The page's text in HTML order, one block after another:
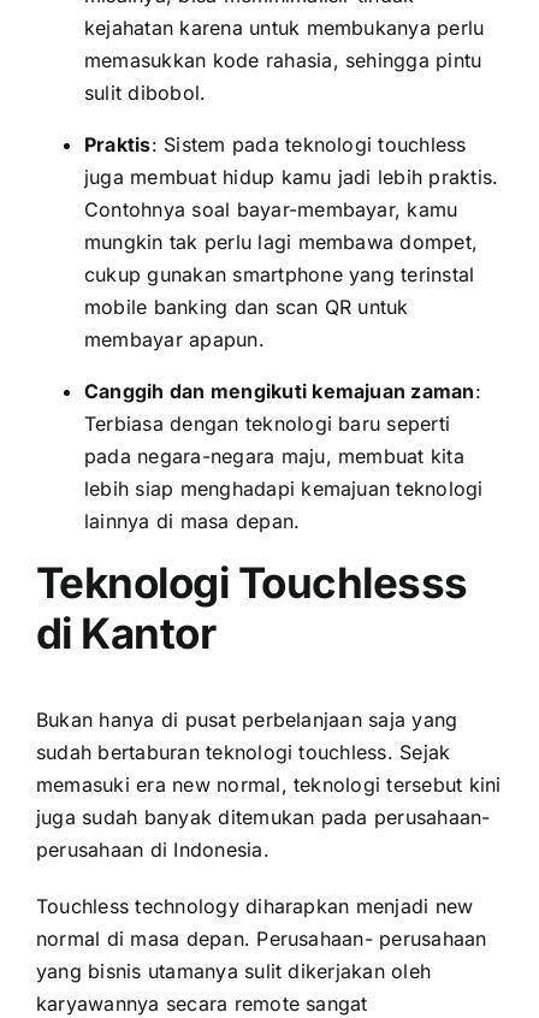
kejahatan karena untuk membukanya perlu
memasukkan kode rahasia, sehingga pintu
sulit dibobol.
Praktis: Sistem pada teknologi touchless
juga membuat hidup kamu jadi lebih praktis.
Contohnya soal bayar-membayar, kamu
mungkin tak perlu lagi membawa dompet,
cukup gunakan smartphone yang terinstal
mobile banking dan scan QR untuk
membayar apapun.
Canggih dan mengikuti kemajuan zaman:
Terbiasa dengan teknologi baru seperti
pada negara-negara maju, membuat kita
lebih siap menghadapi kemajuan teknologi
lainnya di masa depan.
Teknologi Touchlesss
di Kantor
Bukan hanya di pusat perbelanjaan saja yang
sudah bertaburan teknologi touchless. Sejak
memasuki era new normal, teknologi tersebut kini
juga sudah banyak ditemukan pada perusahaan-
perusahaan di Indonesia.
Touchless technology diharapkan menjadi new
normal di masa depan. Perusahaan- perusahaan
yang bisnis utamanya sulit dikerjakan oleh
karyawannya secara remote sangat